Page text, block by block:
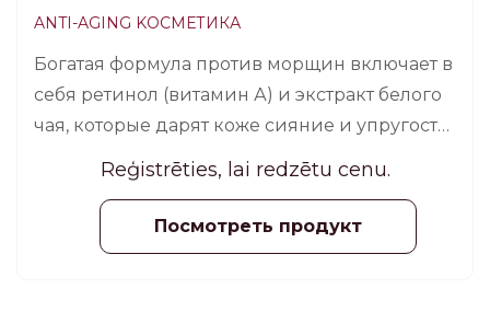
ANTI-AGING KОСМЕТИКА
Богатая формула против морщин включает в
себя ретинол (витамин А) и экстракт белого
чая, которые дарят коже сияние и упругость,
а также разглаживают мимические
морщины.
Reģistrēties, lai redzētu cenu.
Посмотреть продукт